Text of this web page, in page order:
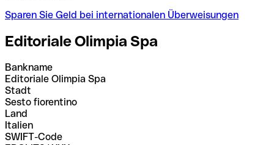
Sparen Sie Geld bei internationalen Überweisungen
Editoriale Olimpia Spa
Bankname
Editoriale Olimpia Spa
Stadt
Sesto fiorentino
Land
Italien
SWIFT-Code